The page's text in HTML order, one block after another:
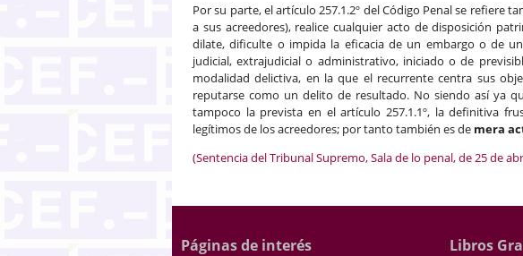
Por su parte, el artículo 257.1.2º del Código Penal se refiere
a sus acreedores), realice cualquier acto de disposición
dilate, dificulte o impida la eficacia de un embargo o de
judicial, extrajudicial o administrativo, iniciado o de
modalidad delictiva, en la que el recurrente centra sus
reputarse como un delito de resultado. No siendo así ya
tampoco la prevista en el artículo 257.1.1º, la definitiva
legítimos de los acreedores; por tanto también es de mera
(Sentencia del Tribunal Supremo, Sala de lo penal, de 25 de
Páginas de interés Libros